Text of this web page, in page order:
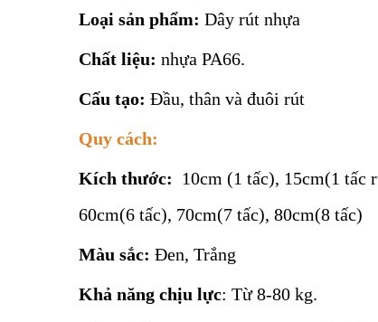
Loại sản phẩm: Dây rút nhựa
Chất liệu: nhựa PA66.
Cấu tạo: Đầu, thân và đuôi rút
Quy cách:
Kích thước: 10cm (1 tấc), 15cm(1 tấc
60cm(6 tấc), 70cm(7 tấc), 80cm(8 tấc)
Màu sắc: Đen, Trắng
Khả năng chịu lực: Từ 8-80 kg.